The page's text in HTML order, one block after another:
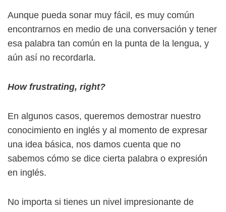
Aunque pueda sonar muy fácil, es muy común
encontrarnos en medio de una conversación y tener
esa palabra tan común en la punta de la lengua, y
aún así no recordarla.
How frustrating, right?
En algunos casos, queremos demostrar nuestro
conocimiento en inglés y al momento de expresar
una idea básica, nos damos cuenta que no
sabemos cómo se dice cierta palabra o expresión
en inglés.
No importa si tienes un nivel impresionante de